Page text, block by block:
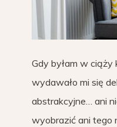
Gdy byłam w ciąży
wydawało mi się
abstrakcyjne… ani
wyobrazić ani tego